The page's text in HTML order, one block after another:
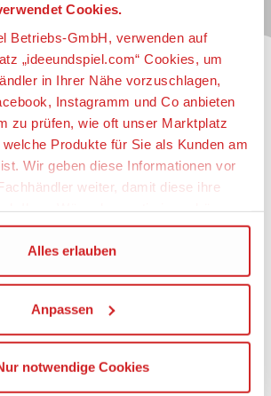
Cookies.
Betriebs-GmbH, verwenden auf
„ideeundspiel.com“ Cookies, um
in Ihrer Nähe vorzuschlagen,
Instagramm und Co anbieten
zu prüfen, wie oft unser Marktplatz
Produkte für Sie als Kunden am
Wir geben diese Informationen vor
weiter, damit diese ihre
Google Tag Manager um weitere
erlauben“, klicken, werden ein Teil
Daten in die USA übertragen.
dass nicht von einem
Alles erlauben
Anpassen
notwendige Cookies
Newsletter anmelden und
über spannendeNeuheiten,
, limitierte
Exklusivartikel
Schnäppchen
immer als erster
informiert sein.